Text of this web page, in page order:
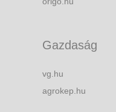
Gazdaság
vg.hu
agrokep.hu